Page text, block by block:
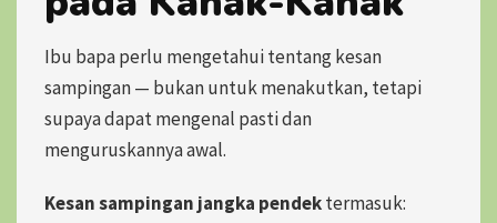
Ibu bapa perlu mengetahui tentang kesan
sampingan — bukan untuk menakutkan, tetapi
supaya dapat mengenal pasti dan
menguruskannya awal.
Kesan sampingan jangka pendektermasuk: